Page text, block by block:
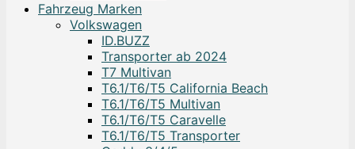
Fahrzeug Marken
Volkswagen
ID.BUZZ
Transporter ab 2024
T7 Multivan
T6.1/T6/T5 California Beach
T6.1/T6/T5 Multivan
T6.1/T6/T5 Caravelle
T6.1/T6/T5 Transporter